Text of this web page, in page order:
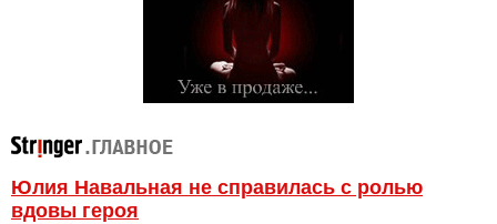
Юлия Навальная не справилась с ролью
вдовы героя